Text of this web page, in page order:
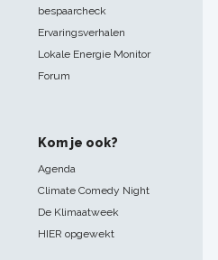
bespaarcheck
Ervaringsverhalen
Lokale Energie Monitor
Forum
Kom je ook?
Agenda
Climate Comedy Night
De Klimaatweek
HIER opgewekt